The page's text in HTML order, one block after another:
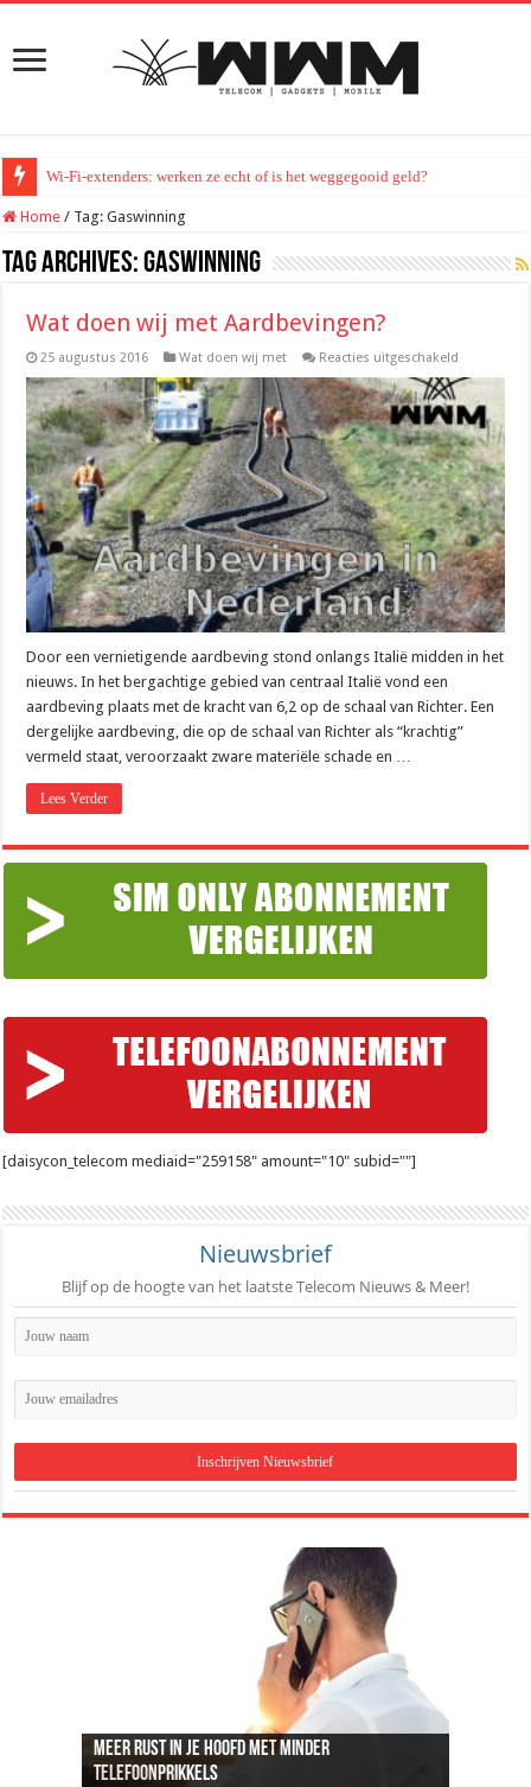
Wi-Fi-extenders: werken ze echt of is het weggegooid geld?
Home / Tag:Gaswinning
Tag Archives:Gaswinning
Wat doen wij met Aardbevingen?
25 augustus 2016 Wat doen wij met Reacties uitgeschakeld
doen
wij
met
Door een vernietigende aardbeving stond onlangs Italië midden in het
nieuws. In het bergachtige gebied van centraal Italië vond een
aardbeving plaats met de kracht van 6,2 op de schaal van Richter. Een
dergelijke aardbeving, die op de schaal van Richter als “krachtig”
vermeld staat, veroorzaakt zware materiële schade en …
Lees Verder
[daisycon_telecom mediaid="259158" amount="10" subid=""]
Nieuwsbrief
Blijf op de hoogte van het laatste Telecom Nieuws & Meer!
Meer rust in je hoofd met minder
telefoonprikkels
Recreatief doelschieten groeit uit tot een
populaire vrijetijdsbesteding
Loungeset kopen: 9 tips voor het uitzoeken van
de juiste set
De beste audio en beelden thuis: dit heb je
hiervoor nodig
ADSL snelheid uitgelegd: wat je kunt
verwachten van je internetverbinding